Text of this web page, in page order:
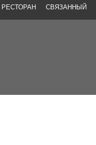
РЕСТОРАН СВЯЗАННЫЙ